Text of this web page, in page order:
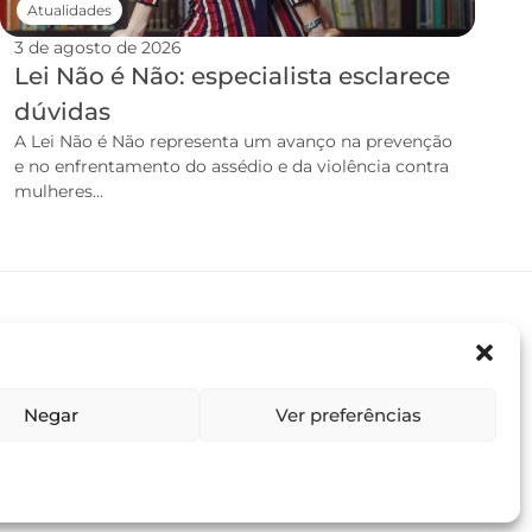
Negar Ver preferências
3 de agosto de 2026
Lei Não é Não: especialista esclarece
dúvidas
A Lei Não é Não representa um avanço na prevenção
e no enfrentamento do assédio e da violência contra
mulheres...
Atualidades